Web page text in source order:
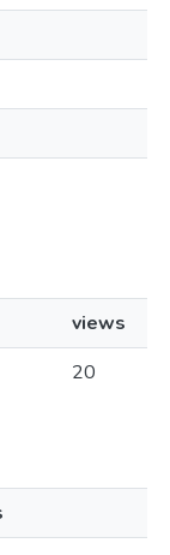
views
20